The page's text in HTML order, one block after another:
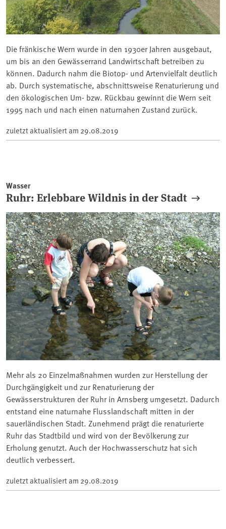
Die fränkische Wern wurde in den 1930er Jahren ausgebaut,
um bis an den Gewässerrand Landwirtschaft betreiben zu
können. Dadurch nahm die Biotop- und Artenvielfalt deutlich
ab. Durch systematische, abschnittsweise Renaturierung und
den ökologischen Um- bzw. Rückbau gewinnt die Wern seit
1995 nach und nach einen naturnahen Zustand zurück.
zuletzt aktualisiert am 29.08.2019
Wasser
Ruhr: Erlebbare Wildnis in der Stadt
Mehr als 20 Einzelmaßnahmen wurden zur Herstellung der
Durchgängigkeit und zur Renaturierung der
Gewässerstrukturen der Ruhr in Arnsberg umgesetzt. Dadurch
entstand eine naturnahe Flusslandschaft mitten in der
sauerländischen Stadt. Zunehmend prägt die renaturierte
Ruhr das Stadtbild und wird von der Bevölkerung zur
Erholung genutzt. Auch der Hochwasserschutz hat sich
deutlich verbessert.
zuletzt aktualisiert am 29.08.2019